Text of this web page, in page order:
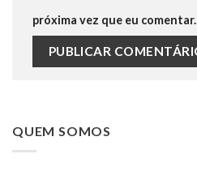
próxima vez que eu comentar.
QUEM SOMOS